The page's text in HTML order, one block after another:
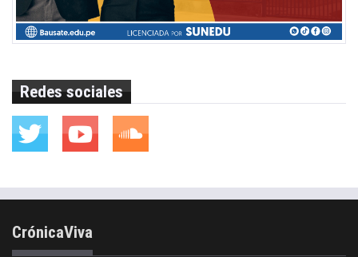
Redes sociales
CrónicaViva